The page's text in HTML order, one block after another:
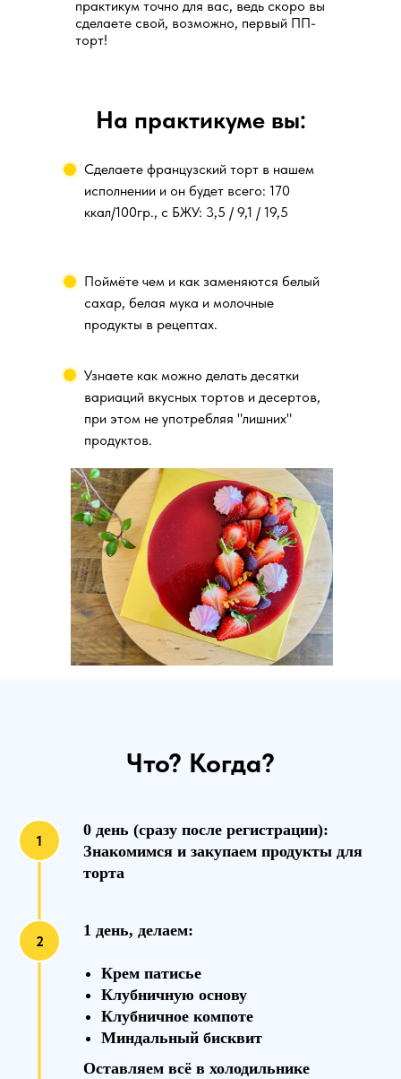
практикум точно для вас, ведь скоро вы
сделаете свой, возможно, первый ПП-
торт!
Сделаете французский торт в нашем
исполнении и он будет всего: 170
ккал/100гр., с БЖУ: 3,5 / 9,1 / 19,5
На практикуме вы:
Поймёте чем и как заменяются белый
сахар, белая мука и молочные
продукты в рецептах.
Узнаете как можно делать десятки
вариаций вкусных тортов и десертов,
при этом не употребляя "лишних"
продуктов.
Что? Когда?
0 день (сразу после регистрации):
Знакомимся и закупаем продукты для
торта
1 день, делаем:
Крем патисье
Клубничную основу
Клубничное компоте
Миндальный бисквит
Оставляем всё в холодильнике